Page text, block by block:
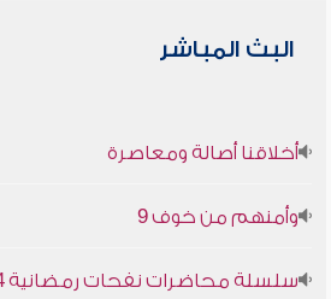
البث المباشر
أخلاقنا أصالة ومعاصرة
وأمنهم من خوف 9
سلسلة محاضرات نفحات رمضانية 1444هـ